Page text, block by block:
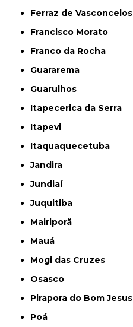
Ferraz de Vasconcelos
Francisco Morato
Franco da Rocha
Guararema
Guarulhos
Itapecerica da Serra
Itapevi
Itaquaquecetuba
Jandira
Jundiaí
Juquitiba
Mairiporã
Mauá
Mogi das Cruzes
Osasco
Pirapora do Bom Jesus
Poá